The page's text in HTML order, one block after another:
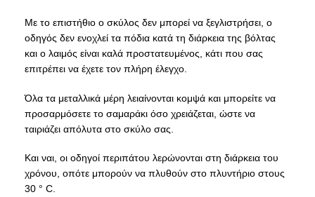
Με το επιστήθιο ο σκύλος δεν μπορεί να ξεγλιστρήσει, ο
οδηγός δεν ενοχλεί τα πόδια κατά τη διάρκεια της βόλτας
και ο λαιμός είναι καλά προστατευμένος, κάτι που σας
επιτρέπει να έχετε τον πλήρη έλεγχο.
Όλα τα μεταλλικά μέρη λειαίνονται κομψά και μπορείτε να
προσαρμόσετε το σαμαράκι όσο χρειάζεται, ώστε να
ταιριάζει απόλυτα στο σκύλο σας.
Και ναι, οι οδηγοί περιπάτου λερώνονται στη διάρκεια του
χρόνου, οπότε μπορούν να πλυθούν στο πλυντήριο στους
30 ° C.